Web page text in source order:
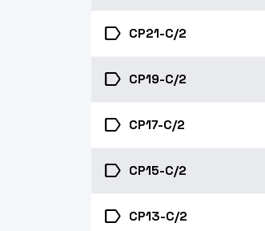
label CP21-C/2
label CP19-C/2
label CP17-C/2
label CP15-C/2
label CP13-C/2